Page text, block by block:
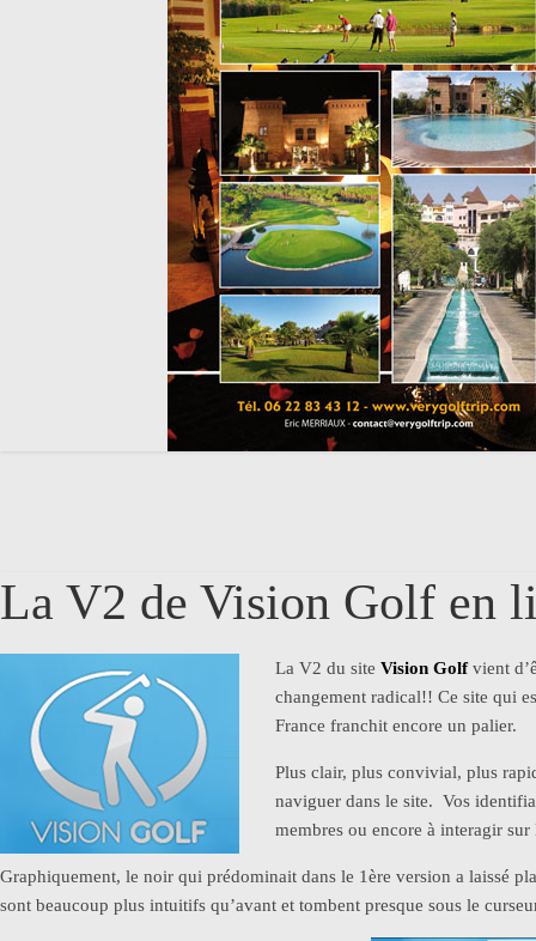
La V2 de Vision Golf en
La V2 du site Vision Golfvient
changement radical!! Ce site qui
France franchit encore un palier.
Plus clair, plus convivial, plus
naviguer dans le site. Vos
membres ou encore à interagir
Graphiquement, le noir qui prédominait dans le 1ère version a laissé
sont beaucoup plus intuitifs qu’avant et tombent presque sous le